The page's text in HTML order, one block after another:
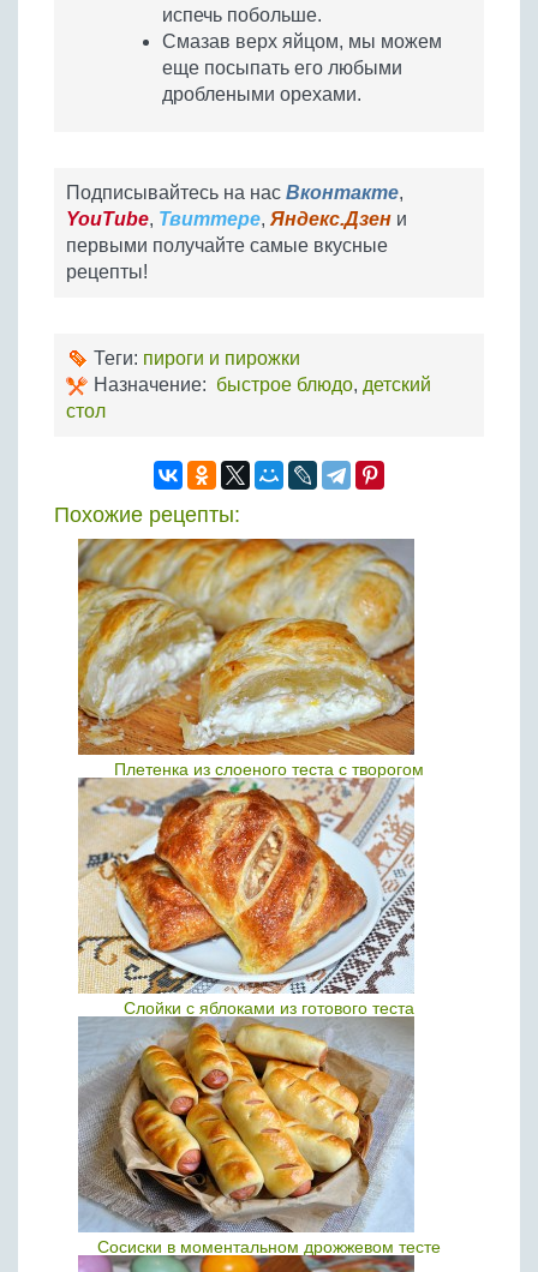
испечь побольше.
Смазав верх яйцом, мы можем
еще посыпать его любыми
дроблеными орехами.
Подписывайтесь на нас Вконтакте,
YouTube, Твиттере, Яндекс.Дзен и
первыми получайте самые вкусные
рецепты!
Теги: пироги и пирожки
Назначение: быстрое блюдо, детский
стол
Похожие рецепты:
Плетенка из слоеного теста с творогом
Слойки с яблоками из готового теста
Сосиски в моментальном дрожжевом тесте